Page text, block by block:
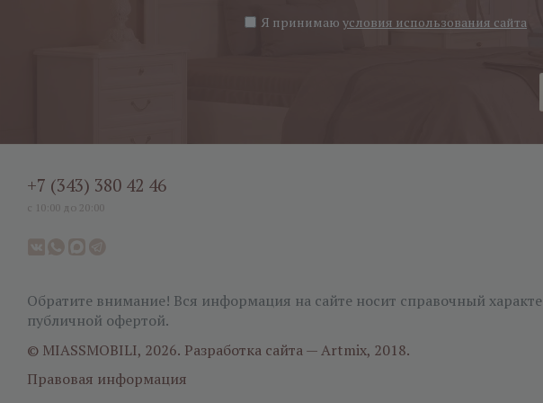
Я принимаю условия использования сайта
+7 (343) 380 42 46
с 10:00 до 20:00
Обратите внимание! Вся информация на сайте носит справочный
публичной офертой.
© MIASSMOBILI, 2026. Разработка сайта — Artmix, 2018.
Правовая информация